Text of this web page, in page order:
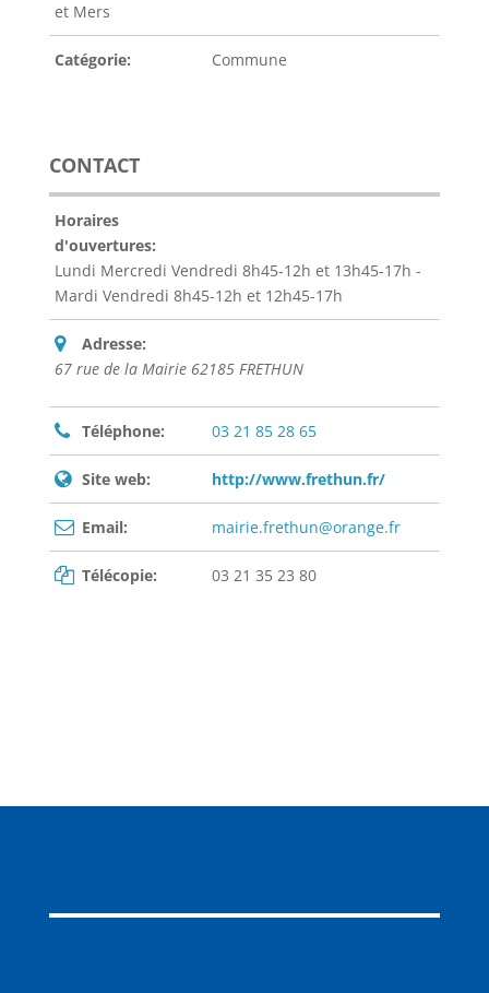
et Mers
Catégorie: Commune
CONTACT
Horaires
d'ouvertures:
Lundi Mercredi Vendredi 8h45-12h et 13h45-17h -
Mardi Vendredi 8h45-12h et 12h45-17h
Adresse:
67 rue de la Mairie 62185 FRETHUN
Téléphone: 03 21 85 28 65
Site web: http://www.frethun.fr/
Email: mairie.frethun@orange.fr
Télécopie: 03 21 35 23 80